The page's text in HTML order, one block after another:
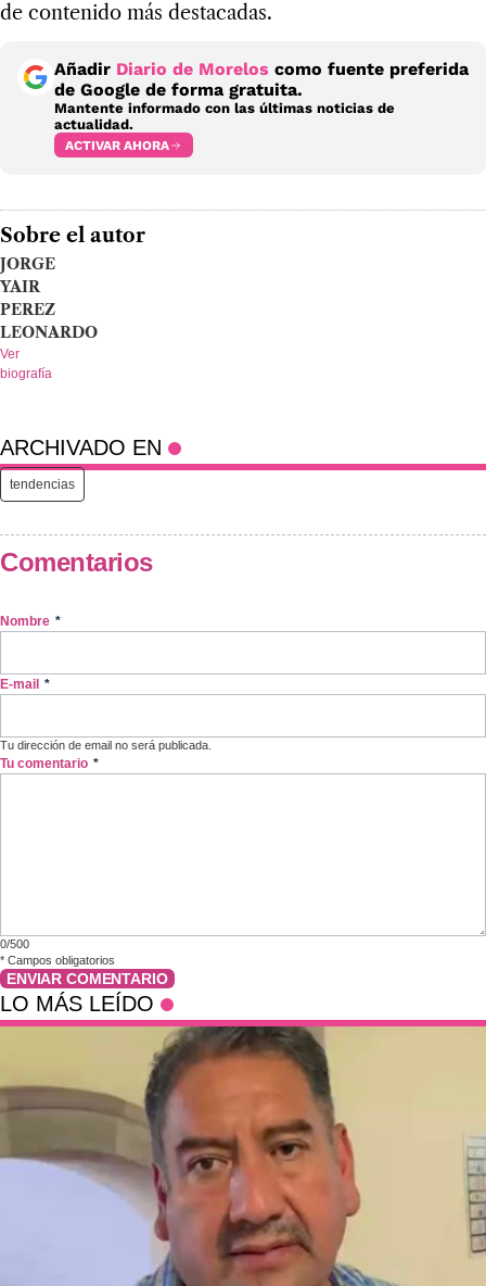
de contenido más destacadas.
Añadir Diario de Morelos como fuente preferida
de Google de forma gratuita.
Mantente informado con las últimas noticias de
actualidad.
ACTIVAR AHORA
Sobre el autor
JORGE
YAIR
PEREZ
LEONARDO
Ver
biografía
ARCHIVADO EN
tendencias
Comentarios
Nombre *
E-mail *
Tu dirección de email no será publicada.
Tu comentario *
0/500
* Campos obligatorios
ENVIAR COMENTARIO
LO MÁS LEÍDO